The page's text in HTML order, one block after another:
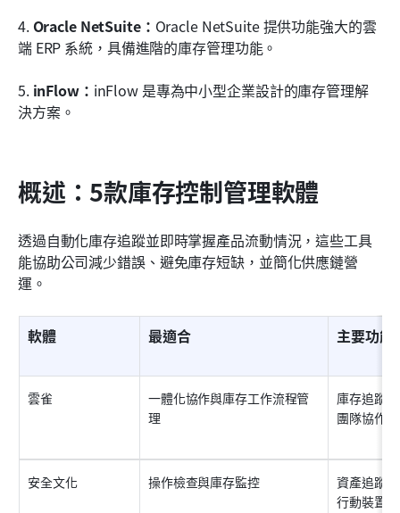
4. Oracle NetSuite： Oracle NetSuite 提供功能強大的雲
端 ERP 系統，具備進階的庫存管理功能。
5. inFlow： inFlow 是專為中小型企業設計的庫存管理解
決方案。
概述：5款庫存控制管理軟體
透過自動化庫存追蹤並即時掌握產品流動情況，這些工具
能協助公司減少錯誤、避免庫存短缺，並簡化供應鏈營
運。
軟體 最適合 主要功能
雲雀
一體化協作與庫存工作流程管
理
庫存追蹤
團隊協作
安全文化 操作檢查與庫存監控
資產追蹤
行動裝置